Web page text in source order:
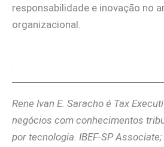
responsabilidade e inovação no
organizacional.
Rene Ivan E. Saracho é Tax
negócios com conhecimentos
por tecnologia. IBEF-SP